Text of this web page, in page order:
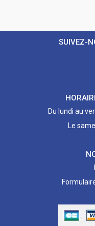
SUIVEZ-
Du lundi au
Le